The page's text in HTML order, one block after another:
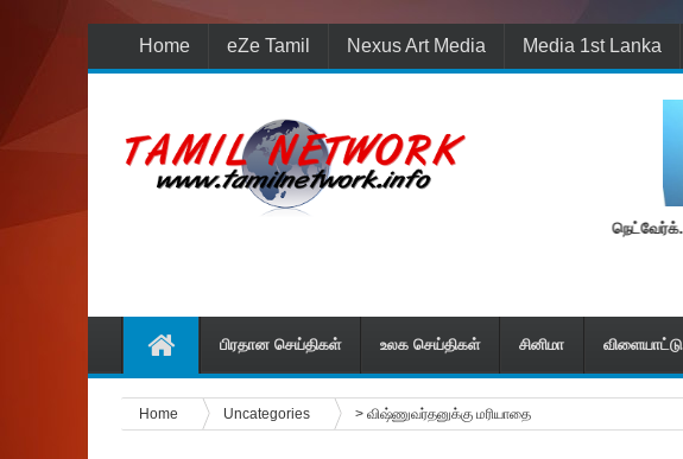
Home eZe Tamil Nexus Art Media Media 1st Lanka
மீண்டும் புதுப் பொலிவுடன் தமிழ் நெட்வேர்க்.
பிரதான செய்திகள் உலக செய்திகள் சினிமா விளையாட்டு
Home Uncategories > விஷ்ணுவர்தனுக்கு ம‌‌ரியாதை